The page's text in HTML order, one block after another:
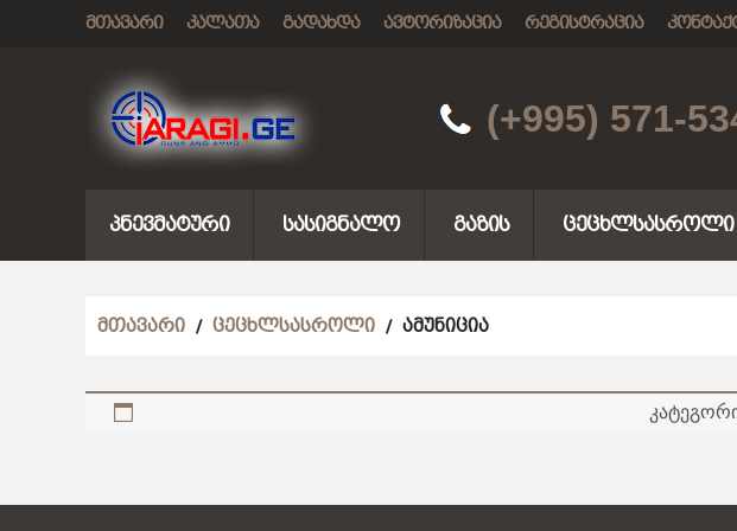
ᲛᲗᲐᲕᲐᲠᲘ ᲙᲐᲚᲐᲗᲐ ᲒᲐᲓᲐᲮᲓᲐ ᲐᲕᲢᲝᲠᲘᲖᲐᲪᲘᲐ ᲠᲔᲒᲘᲡᲢᲠᲐᲪᲘᲐ
(+995) 571-
ᲞᲜᲔᲕᲛᲐᲢᲣᲠᲘ ᲡᲐᲡᲘᲒᲜᲐᲚᲝ ᲒᲐᲖᲘᲡ ᲪᲔᲪᲮᲚᲡᲐᲡᲠᲝᲚᲘ
ᲛᲗᲐᲕᲐᲠᲘ / ᲪᲔᲪᲮᲚᲡᲐᲡᲠᲝᲚᲘ / ᲐᲛᲣᲜᲘᲪᲘᲐ